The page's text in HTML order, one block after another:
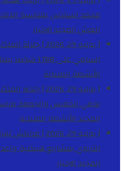
محمد السادس بمناسبة
العرش المجيدالاخبار
[ يوليو 29, 2026 ]
جلالة
السامي على 1788 شخصا بمناسبة عيد العرش المجيد
الأنشطة الملكية
[ يوليو 29, 2026 ]
جلالة
يومي الخميس والجمعة
المجيدالأنشطة الملكية
[ يوليو 29, 2026 ]
مراكش
التربوي بمشاريع هيكلية
المجيدالاخبار